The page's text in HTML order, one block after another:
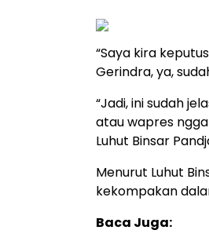
“Saya kira
Gerindra, ya,
“Jadi, ini sudah
atau wapres
Luhut Binsar
Menurut Luhut
kekompakan
Baca Juga: